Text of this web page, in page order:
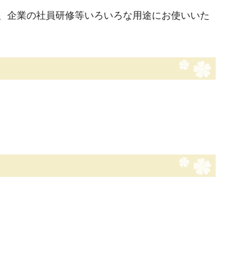
業の社員研修等いろいろな用途にお使いいた